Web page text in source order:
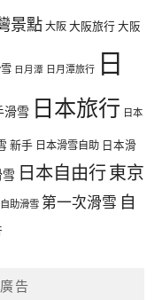
景點大阪大阪旅行大阪
日月潭 日月潭旅行 日
滑雪 日本旅行 日本
新手 日本滑雪自助 日本滑
日本自由行東京
助滑雪 第一次滑雪 自
告